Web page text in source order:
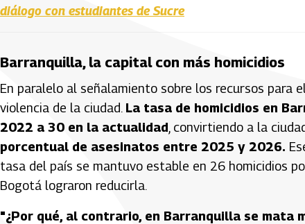
diálogo con estudiantes de Sucre
Barranquilla, la capital con más homicidios
En paralelo al señalamiento sobre los recursos para
violencia de la ciudad. La tasa de homicidios en
2022 a 30 en la actualidad , convirtiendo a la
porcentual de asesinatos entre 2025 y 2026.
tasa del país se mantuvo estable en 26 homicidios
Bogotá lograron reducirla.
"¿Por qué, al contrario, en Barranquilla se mata